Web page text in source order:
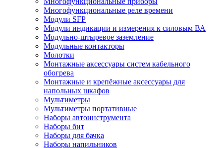
Многофункциональные реле времени
Модули SFP
Модули индикации и измерения к силовым ВА
Модульно-штыревое заземление
Модульные контакторы
Молотки
Монтажные аксессуары систем кабельного
обогрева
Монтажные и крепёжные аксессуары для
напольных шкафов
Мультиметры
Мультиметры портативные
Наборы автоинструмента
Наборы бит
Наборы для бачка
Наборы напильников